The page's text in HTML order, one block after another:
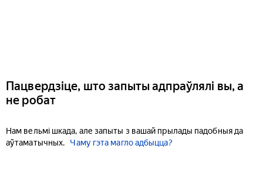
Пацвердзіце, што запыты адпраўлялі вы, а
не робат
Нам вельмі шкада, але запыты з вашай прылады падобныя да
аўтаматычных.
Чаму гэта магло адбыцца?